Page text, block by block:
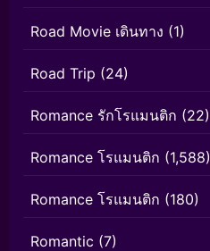
Road Movie เดินทาง (1)
Road Trip (24)
Romance รักโรแมนติก (22)
Romance โรแมนติก (1,588)
Romance โรแมนติก (180)
Romantic (7)